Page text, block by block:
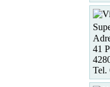
41
Tel.